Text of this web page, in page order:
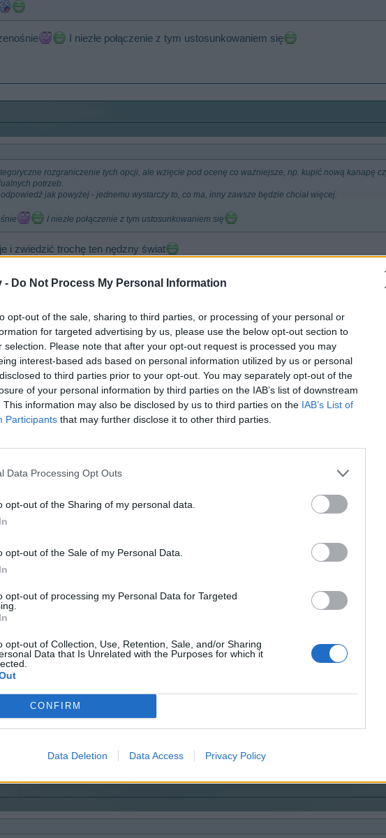
- Do Not Process My Personal Information
opt-out of the sale, sharing to third parties, or processing of your personal or
for targeted advertising by us, please use the below opt-out section to
selection. Please note that after your opt-out request is processed you may
interest-based ads based on personal information utilized by us or personal
to third parties prior to your opt-out. You may separately opt-out of the
of your personal information by third parties on the IAB’s list of downstream
This information may also be disclosed by us to third parties on the IAB’s List of
Participants that may further disclose it to other third parties.
Data Processing Opt Outs
opt-out of the Sharing of my personal data.
opt-out of the Sale of my Personal Data.
opt-out of processing my Personal Data for Targeted
opt-out of Collection, Use, Retention, Sale, and/or Sharing
Data that Is Unrelated with the Purposes for which it
CONFIRM
Data Deletion Data Access Privacy Policy
I niezłe połączenie z tym ustosunkowaniem się
rozgraniczenie tych opcji, ale wzięcie pod ocenę co ważniejsze, np. kupić nową kanapę
potrzeb.
jak powyżej - jednemu wystarczy to, co ma, inny zawsze będzie chciał więcej.
I niezłe połączenie z tym ustosunkowaniem się
i zwiedzić trochę ten nędzny świat
sofie i zwiedzać rozmaite zakątki świata lub wszechświata przed telewizorem
rozgraniczenie tych opcji, ale wzięcie pod ocenę co ważniejsze, np. kupić nową kanapę
potrzeb.
jak powyżej - jednemu wystarczy to, co ma, inny zawsze będzie chciał więcej.
trochę ten nędzny świat
i zwiedzać rozmaite zakątki świata lub wszechświata przed telewizorem nie ruszając się z miejsca?
ciekawe. Ale chyba trudno na nie odpowiedzieć. Jakoś za mało parametrów, czy
trzeba mieć dom. Ot, choćby taki parametr.